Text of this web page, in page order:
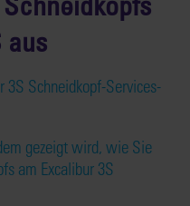
aus
3S Schneidkopf-Services-
gezeigt wird, wie Sie
am Excalibur 3S